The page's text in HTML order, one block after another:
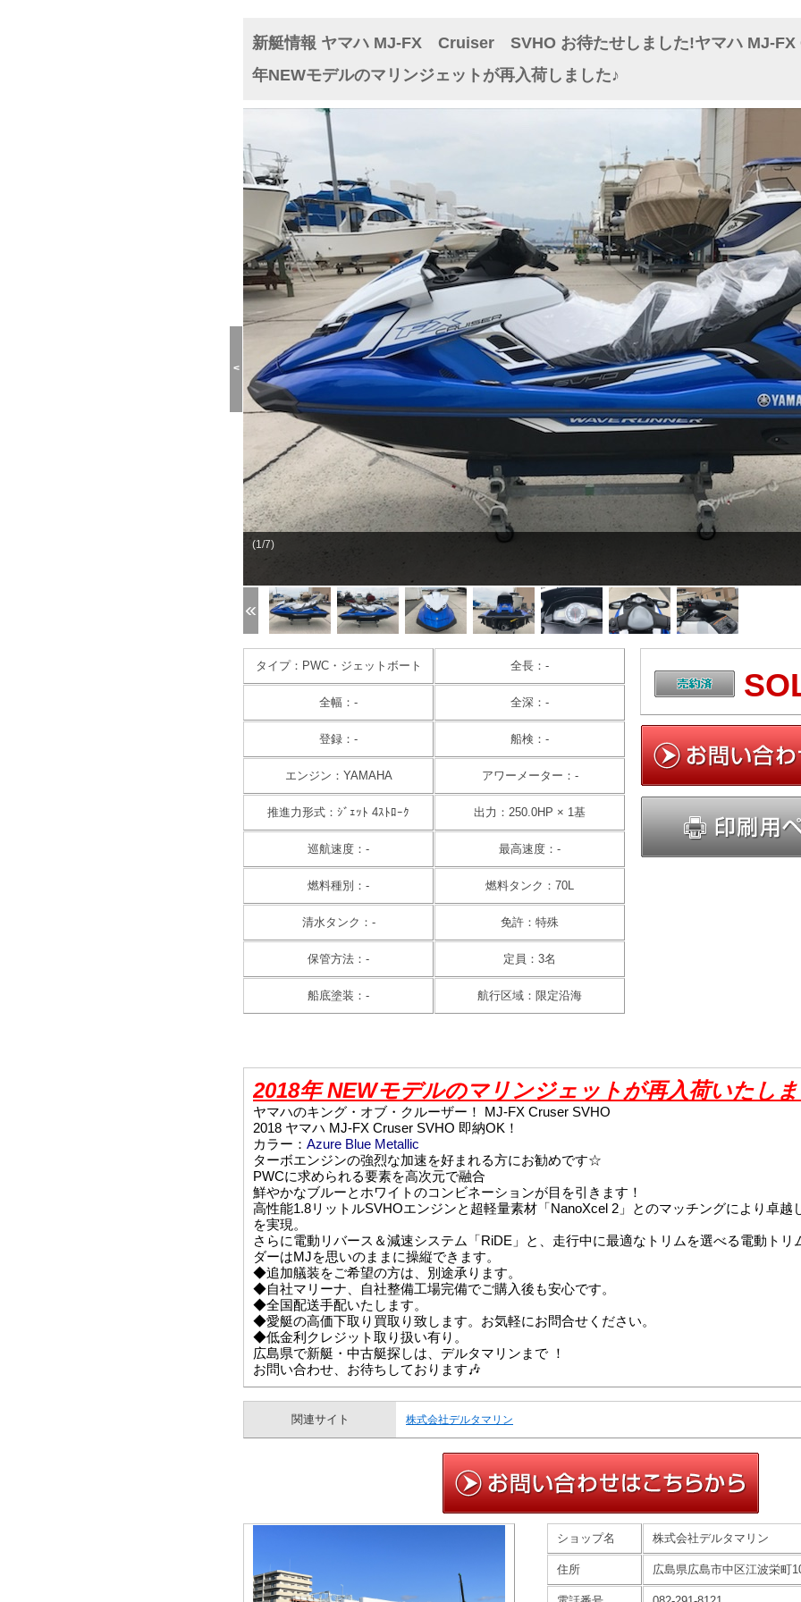
新艇情報 ヤマハ MJ-FX Cruiser SVHO お待たせしました!ヤマハ MJ-FX
年NEWモデルのマリンジェットが再入荷しました♪
<
(1/7)
タイプ：PWC・ジェットボート 全長：-
全幅：- 全深：-
登録：- 船検：-
エンジン：YAMAHA アワーメーター：-
推進力形式：ｼﾞｪｯﾄ 4ｽﾄﾛｰｸ 出力：250.0HP × 1基
巡航速度：- 最高速度：-
燃料種別：- 燃料タンク：70L
清水タンク：- 免許：特殊
保管方法：- 定員：3名
船底塗装：- 航行区域：限定沿海
2018年 NEWモデルのマリンジェットが再入荷いたし
ヤマハのキング・オブ・クルーザー！ MJ-FX Cruser SVHO
2018 ヤマハ MJ-FX Cruser SVHO 即納OK！
カラー： Azure Blue Metallic
ターボエンジンの強烈な加速を好まれる方にお勧めです☆
PWCに求められる要素を高次元で融合
鮮やかなブルーとホワイトのコンビネーションが目を引きます！
高性能1.8リットルSVHOエンジンと超軽量素材「NanoXcel 2」とのマッチングにより卓越
を実現。
さらに電動リバース＆減速システム「RiDE」と、走行中に最適なトリムを選べる電動トリ
ダーはMJを思いのままに操縦できます。
◆追加艤装をご希望の方は、別途承ります。
◆自社マリーナ、自社整備工場完備でご購入後も安心です。
◆全国配送手配いたします。
◆愛艇の高価下取り買取り致します。お気軽にお問合せください。
◆低金利クレジット取り扱い有り。
広島県で新艇・中古艇探しは、デルタマリンまで ！
お問い合わせ、お待ちしております🎶
関連サイト 株式会社デルタマリン
ショップ名 株式会社デルタマリン
住所 広島県広島市中区江波栄町